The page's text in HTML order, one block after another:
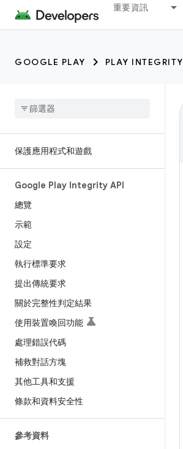
重要資訊
GOOGLE PLAY PLAY INTEGRITY
保護應用程式和遊戲
Google Play Integrity API
總覽
示範
設定
執行標準要求
提出傳統要求
關於完整性判定結果
使用裝置喚回功能
處理錯誤代碼
補救對話方塊
其他工具和支援
條款和資料安全性
參考資料